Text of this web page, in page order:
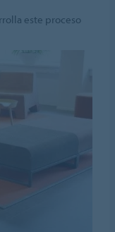
este proceso